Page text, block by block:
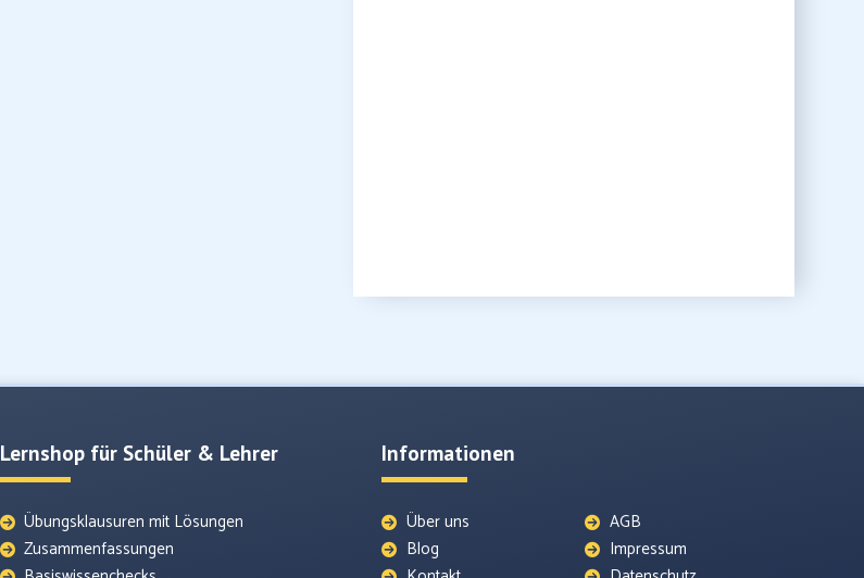
Lernshop für Schüler & Lehrer
Übungsklausuren mit Lösungen
Zusammenfassungen
Informationen
Über uns
Blog
AGB
Impressum